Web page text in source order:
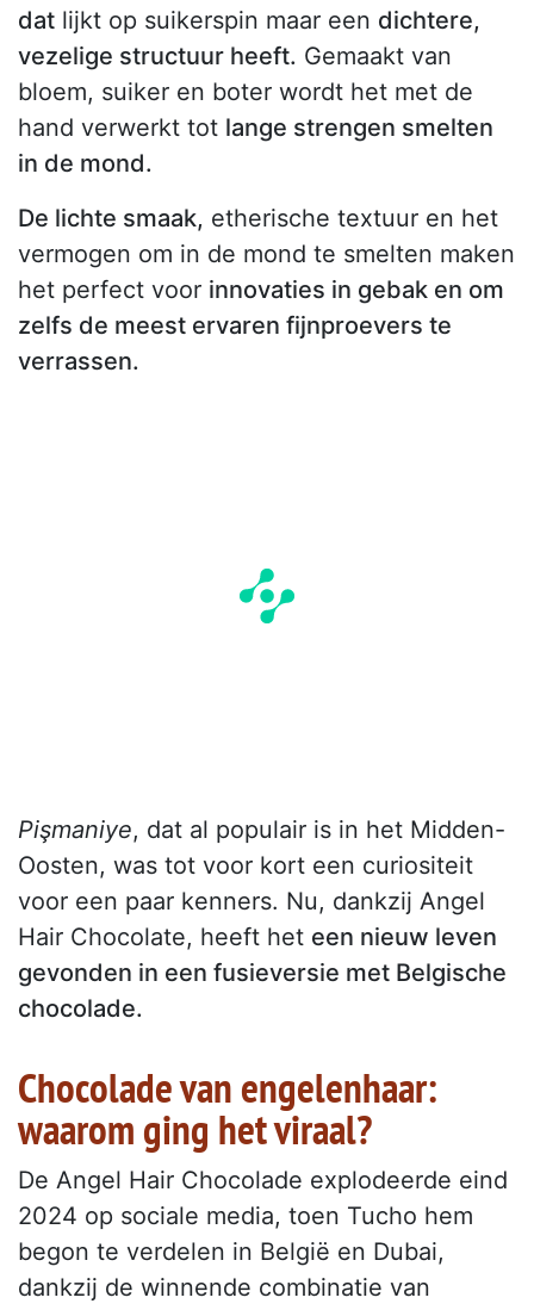
dat lijkt op suikerspin maar een dichtere,
vezelige structuur heeft. Gemaakt van
bloem, suiker en boter wordt het met de
hand verwerkt tot lange strengen smelten
in de mond.
De lichte smaak, etherische textuur en het
vermogen om in de mond te smelten maken
het perfect voor innovaties in gebak en om
zelfs de meest ervaren fijnproevers te
verrassen.
Pişmaniye, dat al populair is in het Midden-
Oosten, was tot voor kort een curiositeit
voor een paar kenners. Nu, dankzij Angel
Hair Chocolate, heeft het een nieuw leven
gevonden in een fusieversie met Belgische
chocolade.
Chocolade van engelenhaar:
waarom ging het viraal?
De Angel Hair Chocolade explodeerde eind
2024 op sociale media, toen Tucho hem
begon te verdelen in België en Dubai,
dankzij de winnende combinatie van